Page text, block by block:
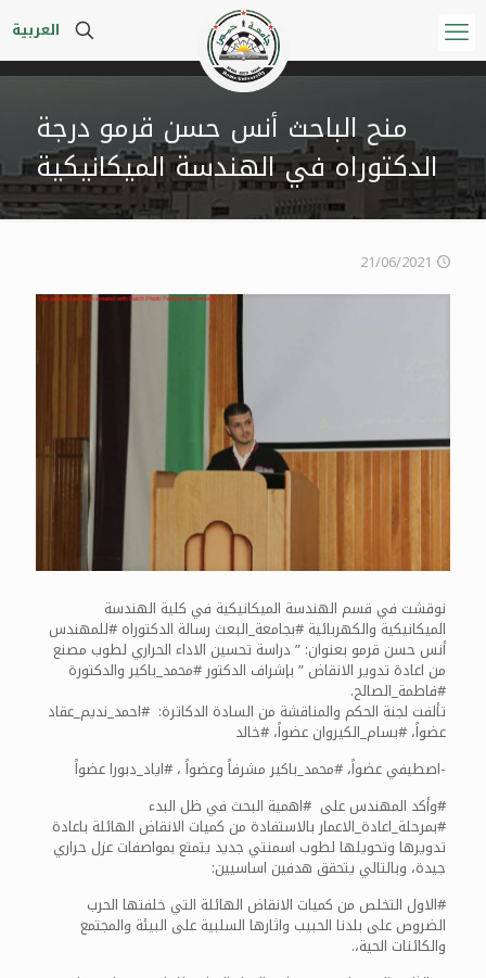
العربية
منح الباحث أنس حسن قرمو درجة
الدكتوراه في الهندسة الميكانيكية
21/06/2021
نوقشت في قسم الهندسة الميكانيكية في كلية الهندسة
الميكانيكية والكهربائية #بجامعة_البعث رسالة الدكتوراه #للمهندس
أنس حسن قرمو بعنوان: ” دراسة تحسين الاداء الحراري لطوب مصنع
من اعادة تدوير الانقاض ” بإشراف الدكتور #محمد_باكير والدكتورة
#فاطمة_الصالح.
تألفت لجنة الحكم والمناقشة من السادة الدكاترة: #احمد_نديم_عقاد
عضواً، #بسام_الكيروان عضواً، #خالد
-اصطيفي عضواً، #محمد_باكير مشرفاً وعضواً ، #اياد_دبورا عضواً
#وأكد المهندس على #اهمية البحث في ظل البدء
#بمرحلة_اعادة_الاعمار بالاستفادة من كميات الانقاض الهائلة باعادة
تدويرها وتحويلها لطوب اسمنتي جديد يتمتع بمواصفات عزل حراري
جيدة، وبالتالي يتحقق هدفين اساسيين:
#الاول التخلص من كميات الانقاض الهائلة التي خلفتها الحرب
الضروص على بلدنا الحبيب واثارها السلبية على البيئة والمجتمع
والكائنات الحية،.